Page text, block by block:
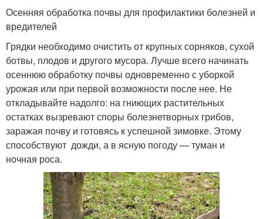
Осенняя обработка почвы для профилактики болезней и
вредителей
Грядки необходимо очистить от крупных сорняков, сухой
ботвы, плодов и другого мусора. Лучше всего начинать
осеннюю обработку почвы одновременно с уборкой
урожая или при первой возможности после нее. Не
откладывайте надолго: на гниющих растительных
остатках вызревают споры болезнетворных грибов,
заражая почву и готовясь к успешной зимовке. Этому
способствуют дожди, а в ясную погоду — туман и
ночная роса.